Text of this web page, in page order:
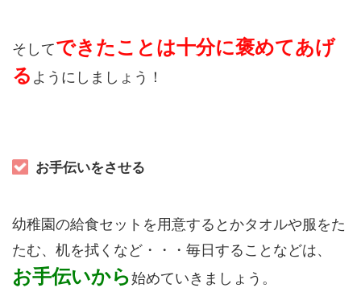
そしてできたことは十分に褒めてあげ
る ようにしましょう！
お手伝いをさせる
幼稚園の給食セットを用意するとかタオルや服をた
たむ、机を拭くなど・・・毎日することなどは、
お手伝いから始めていきましょう。